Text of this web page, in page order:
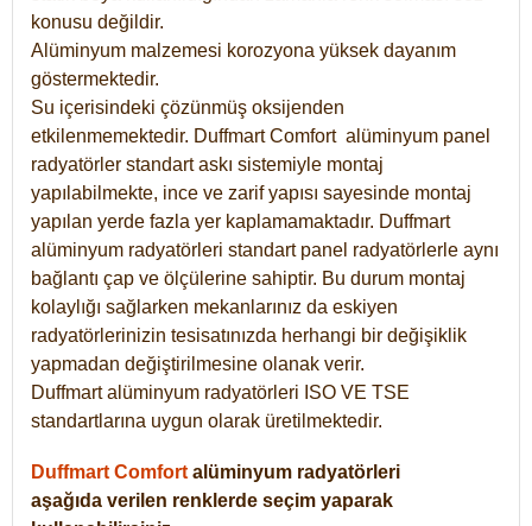
konusu değildir.
Alüminyum malzemesi korozyona yüksek dayanım
göstermektedir.
Su içerisindeki çözünmüş oksijenden
etkilenmemektedir. DuffmartComfort alüminyum panel
radyatörler standart askı sistemiyle montaj
yapılabilmekte, ince ve zarif yapısı sayesinde montaj
yapılan yerde fazla yer kaplamamaktadır. Duffmart
alüminyum radyatörleri standart panel radyatörlerle aynı
bağlantı çap ve ölçülerine sahiptir. Bu durum montaj
kolaylığı sağlarken mekanlarınız da eskiyen
radyatörlerinizin tesisatınızda herhangi bir değişiklik
yapmadan değiştirilmesine olanak verir.
Duffmart alüminyum radyatörleri ISO VE TSE
standartlarına uygun olarak üretilmektedir.
Duffmart Comfort alüminyum radyatörleri
aşağıda verilen renklerde seçim yaparak